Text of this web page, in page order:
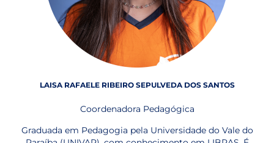
LAISA RAFAELE RIBEIRO SEPULVEDA DOS SANTOS
Coordenadora Pedagógica
Graduada em Pedagogia pela Universidade do Vale do